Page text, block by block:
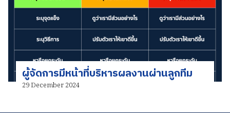
ผู้จัดการมีหน้าที่บริหารผลงานผ่านลูกทีม
29 December 2024